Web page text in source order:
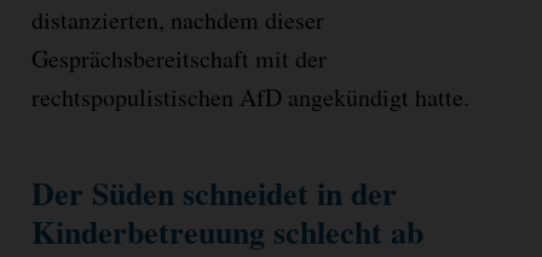
distanzierten, nachdem dieser
Gesprächsbereitschaft mit der
rechtspopulistischen AfD angekündigt hatte.
Der Süden schneidet in der
Kinderbetreuung schlecht ab